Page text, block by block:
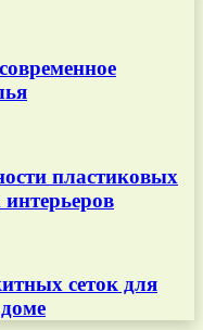
пластиковых
сеток для